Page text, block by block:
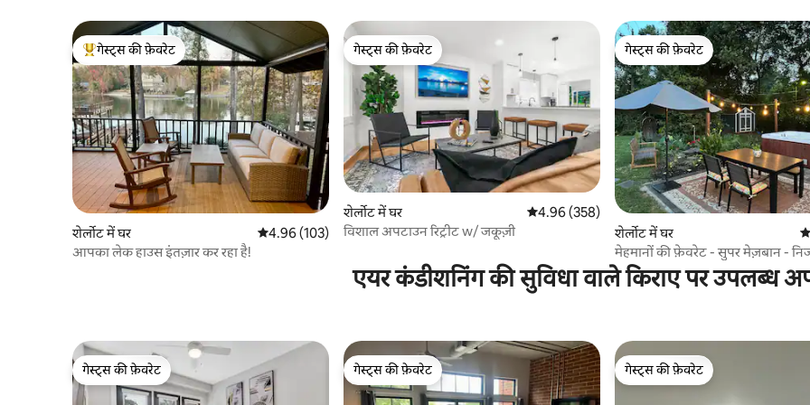
गेस्ट्स का टॉप फ़ेवरेट
गेस्ट्स की फ़ेवरेट
शेर्लोट में घर औसत रेटिंग 5 में से 4.96, 103 समीक्षाएँ
4.96 (103)
आपका लेक हाउस इंतज़ार कर रहा है!
गेस्ट्स की फ़ेवरेट
गेस्ट्स की फ़ेवरेट
शेर्लोट में घर औसत रेटिंग 5 में से 4.96, 358 समीक्षाएँ
4.96 (358)
विशाल अपटाउन रिट्रीट w/ जकूज़ी
गेस्ट्स की फ़ेवरेट
गेस्ट्स की फ़ेवरेट
शेर्लोट में घर
मेहमानों की फ़ेवरेट - सुपर मेज़बान -
एयर कंडीशनिंग की सुविधा वाले किराए पर उपलब्ध
गेस्ट्स की फ़ेवरेट
गेस्ट्स की फ़ेवरेट
गेस्ट्स की फ़ेवरेट
गेस्ट्स की फ़ेवरेट
गेस्ट्स की फ़ेवरेट
गेस्ट्स की फ़ेवरेट